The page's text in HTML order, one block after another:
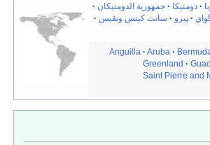
· دومنيكا · جمهورية الدومنيكان ·
· پيرو · سانت كيتس ونڤيس ·
Anguilla · Aruba ·
Greenland ·
Saint Pierre and